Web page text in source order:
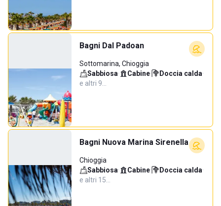
Bagni Dal Padoan
Sottomarina, Chioggia
Sabbiosa· Cabine· Doccia calda·
e altri 9…
Bagni Nuova Marina Sirenella
Chioggia
Sabbiosa· Cabine· Doccia calda·
e altri 15…